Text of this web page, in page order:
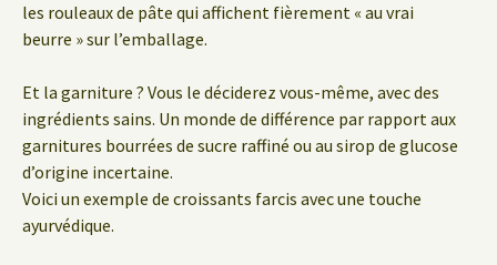
les rouleaux de pâte qui affichent fièrement « au vrai
beurre » sur l’emballage.
Et la garniture ? Vous le déciderez vous-même, avec des
ingrédients sains. Un monde de différence par rapport aux
garnitures bourrées de sucre raffiné ou au sirop de glucose
d’origine incertaine.
Voici un exemple de croissants farcis avec une touche
ayurvédique.